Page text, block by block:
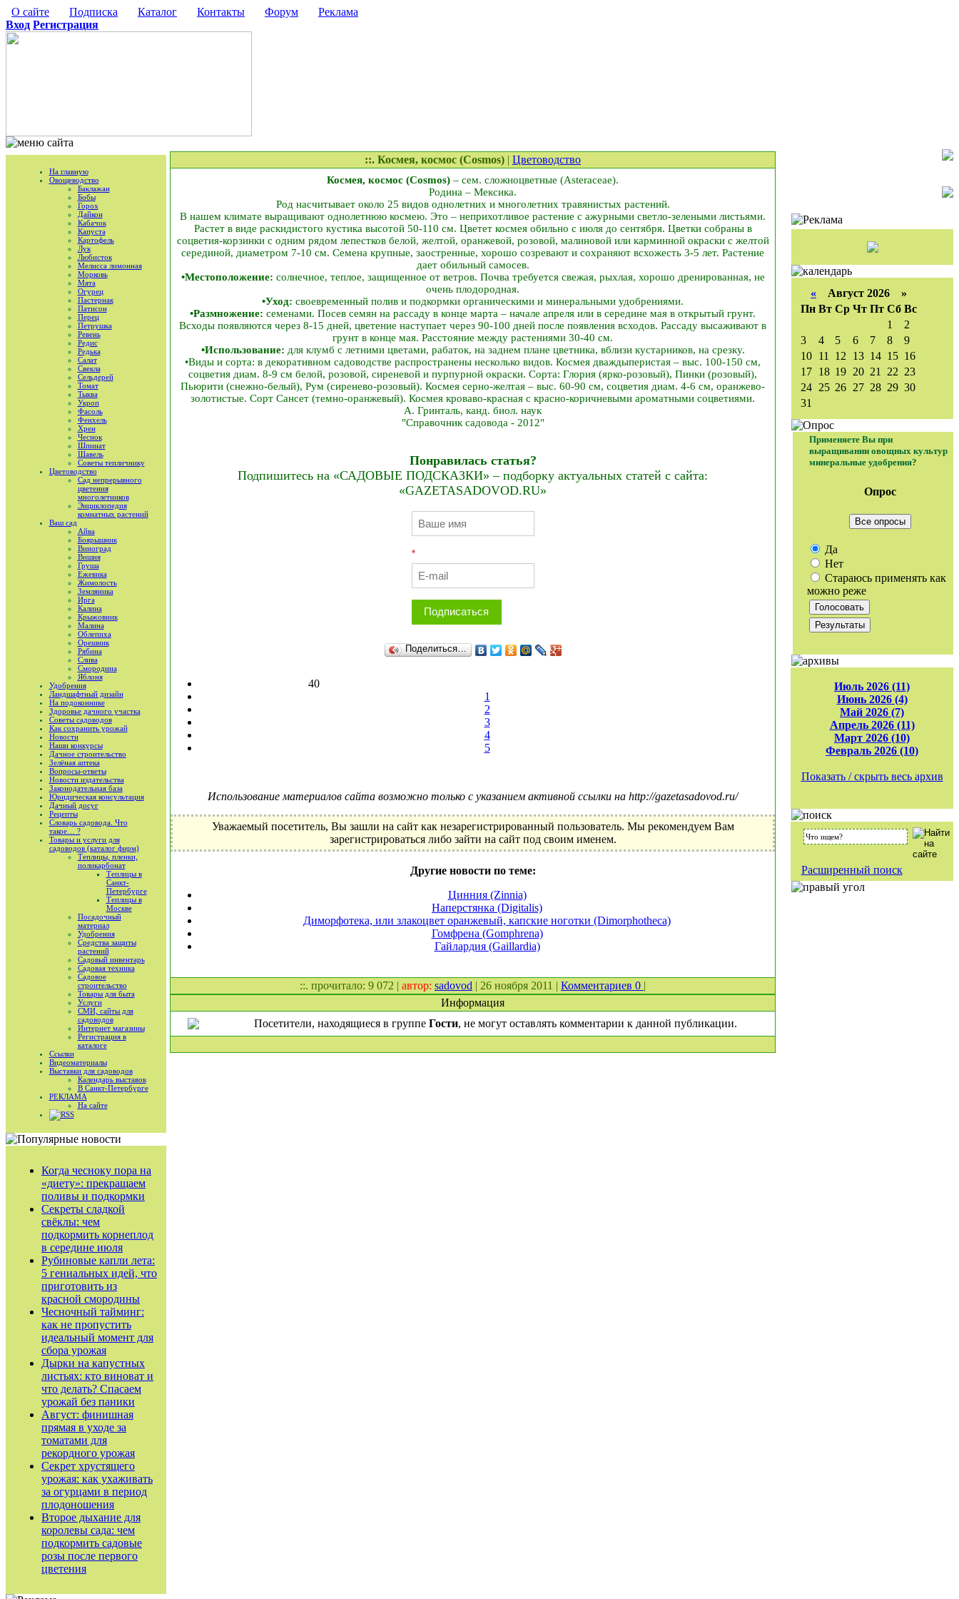
О сайте Подписка Каталог Контакты Форум
Реклама
Вход Регистрация
На главную
Овощеводство
Баклажан
Бобы
Горох
Дайкон
Кабачок
Капуста
Картофель
Лук
Любисток
Мелисса лимонная
Морковь
Мята
Огурец
Пастернак
Патисон
Перец
Петрушка
Ревень
Редис
Редька
Салат
Свекла
Сельдерей
Томат
Тыква
Укроп
Фасоль
Фенхель
Хрен
Чеснок
Шпинат
Шавель
Советы тепличнику
Цветоводство
Сад непрерывного
цветения
многолетников
Энциклопедия
комнатных растений
Ваш сад
Айва
Боярышник
Виноград
Вишня
Груша
Ежевика
Жимолость
Земляника
Ирга
Калина
Крыжовник
Малина
Облепиха
Орешник
Рябина
Слива
Смородина
Яблоня
Удобрения
Ландшафтный дизайн
На подоконнике
Здоровье дачного участка
Советы садоводов
Как сохранить урожай
Новости
Наши конкурсы
Дачное строительство
Зелёная аптека
Вопросы-ответы
Новости издательства
Законодательная база
Юридическая консультация
Дачный досуг
Рецепты
Словарь садовода. Что
такое… ?
Товары и услуги для
садоводов (каталог фирм)
Теплицы, пленки,
поликарбонат
Теплицы в
Санкт-
Петербурге
Теплицы в
Москве
Посадочный
материал
Удобрения
Средства защиты
растений
Садовый инвентарь
Садовая техника
Садовое
строительство
Товары для быта
Услуги
СМИ, сайты для
садоводов
Интернет магазины
Регистрация в
каталоге
Ссылки
Видеоматериалы
Выставки для садоводов
Календарь выставок
В Санкт-Петербурге
РЕКЛАМА
На сайте
RSS
Когда чесноку пора на
«диету»: прекращаем
поливы и подкормки
Секреты сладкой
свёклы: чем
подкормить корнеплод
в середине июля
Рубиновые капли лета:
5 гениальных идей, что
приготовить из
красной смородины
Чесночный тайминг:
как не пропустить
идеальный момент для
сбора урожая
Дырки на капустных
листьях: кто виноват и
что делать? Спасаем
урожай без паники
Август: финишная
прямая в уходе за
томатами для
рекордного урожая
Секрет хрустящего
урожая: как ухаживать
за огурцами в период
плодоношения
Второе дыхание для
королевы сада: чем
подкормить садовые
розы после первого
цветения
::. Космея, космос (Cosmos) | Цветоводство
Космея, космос (Cosmos) – сем. сложноцветные (Asteraceae).
Родина – Мексика.
Род насчитывает около 25 видов однолетних и многолетних травянистых растений.
В нашем климате выращивают однолетнюю космею. Это – неприхотливое растение с ажурными светло-зелеными листьями.
Растет в виде раскидистого кустика высотой 50-110 см. Цветет космея обильно с июля до сентября. Цветки собраны в
соцветия-корзинки с одним рядом лепестков белой, желтой, оранжевой, розовой, малиновой или карминной окраски с желтой
серединой, диаметром 7-10 см. Семена крупные, заостренные, хорошо созревают и сохраняют всхожесть 3-5 лет. Растение
дает обильный самосев.
•Местоположение: солнечное, теплое, защищенное от ветров. Почва требуется свежая, рыхлая, хорошо дренированная, не
очень плодородная.
•Уход: своевременный полив и подкормки органическими и минеральными удобрениями.
•Размножение: семенами. Посев семян на рассаду в конце марта – начале апреля или в середине мая в открытый грунт.
Всходы появляются через 8-15 дней, цветение наступает через 90-100 дней после появления всходов. Рассаду высаживают в
грунт в конце мая. Расстояние между растениями 30-40 см.
•Использование: для клумб с летними цветами, рабаток, на заднем плане цветника, вблизи кустарников, на срезку.
•Виды и сорта: в декоративном садоводстве распространены несколько видов. Космея дваждыперистая – выс. 100-150 см,
соцветия диам. 8-9 см белой, розовой, сиреневой и пурпурной окраски. Сорта: Глория (ярко-розовый), Пинки (розовый),
Пьюрити (снежно-белый), Рум (сиренево-розовый). Космея серно-желтая – выс. 60-90 см, соцветия диам. 4-6 см, оранжево-
золотистые. Сорт Сансет (темно-оранжевый). Космея кроваво-красная с красно-коричневыми ароматными соцветиями.
А. Гринталь, канд. биол. наук
"Справочник садовода - 2012"
Понравилась статья?
Подпишитесь на «САДОВЫЕ ПОДСКАЗКИ» – подборку актуальных статей с сайта:
«GAZETASADOVOD.RU»
*
Подписаться
Поделиться…
40
1
2
3
4
5
Использование материалов сайта возможно только с указанием активной ссылки на http://gazetasadovod.ru/
Уважаемый посетитель, Вы зашли на сайт как незарегистрированный пользователь. Мы рекомендуем Вам
зарегистрироваться либо зайти на сайт под своим именем.
Другие новости по теме:
Цинния (Zinnia)
Наперстянка (Digitalis)
Диморфотека, или злакоцвет оранжевый, капские ноготки (Dimorphotheca)
Гомфрена (Gomphrena)
Гайлардия (Gaillardia)
::. прочитало: 9 072 | автор: sadovod | 26 ноября 2011 | Комментариев 0 |
Информация
Посетители, находящиеся в группе Гости, не могут оставлять комментарии к данной публикации.
« Август 2026 »
Пн Вт Ср Чт Пт Сб Вс
1
2
3
4 5 6 7 8
9
10 11 12 13 14 15 16
17 18 19 20 21 22 23
24 25 26 27 28 29 30
31
Применяете Вы при
выращивании овощных культур
минеральные удобрения?
Опрос
Все опросы
Да
Нет
Стараюсь применять как
можно реже
Июль 2026 (11)
Июнь 2026 (4)
Май 2026 (7)
Апрель 2026 (11)
Март 2026 (10)
Февраль 2026 (10)
Показать / скрыть весь архив
Расширенный поиск